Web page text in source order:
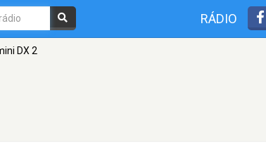
RÁDIO
DX 2